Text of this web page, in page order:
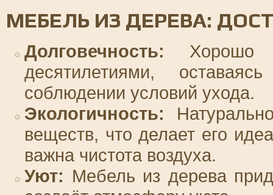
МЕБЕЛЬ ИЗ ДЕРЕВА:
Долговечность: Хорошо
десятилетиями,
соблюдении условий ухода.
Экологичность:
веществ, что делает его
важна чистота воздуха.
Уют: Мебель из дерева